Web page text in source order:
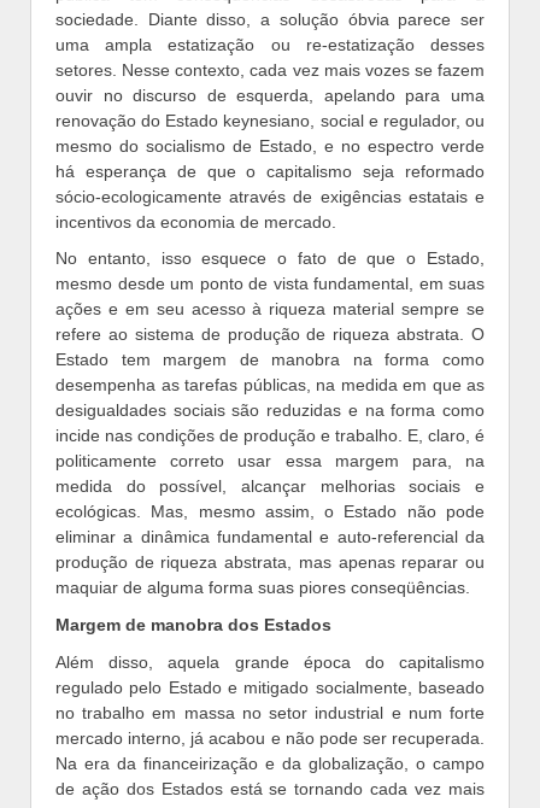
sociedade. Diante disso, a solução óbvia parece ser
uma ampla estatização ou re-estatização desses
setores. Nesse contexto, cada vez mais vozes se fazem
ouvir no discurso de esquerda, apelando para uma
renovação do Estado keynesiano, social e regulador, ou
mesmo do socialismo de Estado, e no espectro verde
há esperança de que o capitalismo seja reformado
sócio-ecologicamente através de exigências estatais e
incentivos da economia de mercado.
No entanto, isso esquece o fato de que o Estado,
mesmo desde um ponto de vista fundamental, em suas
ações e em seu acesso à riqueza material sempre se
refere ao sistema de produção de riqueza abstrata. O
Estado tem margem de manobra na forma como
desempenha as tarefas públicas, na medida em que as
desigualdades sociais são reduzidas e na forma como
incide nas condições de produção e trabalho. E, claro, é
politicamente correto usar essa margem para, na
medida do possível, alcançar melhorias sociais e
ecológicas. Mas, mesmo assim, o Estado não pode
eliminar a dinâmica fundamental e auto-referencial da
produção de riqueza abstrata, mas apenas reparar ou
maquiar de alguma forma suas piores conseqüências.
Margem de manobra dos Estados
Além disso, aquela grande época do capitalismo
regulado pelo Estado e mitigado socialmente, baseado
no trabalho em massa no setor industrial e num forte
mercado interno, já acabou e não pode ser recuperada.
Na era da financeirização e da globalização, o campo
de ação dos Estados está se tornando cada vez mais